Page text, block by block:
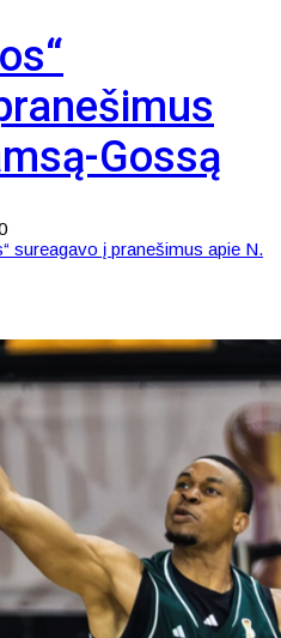
Gossą
sureagavo į pranešimus apie N.